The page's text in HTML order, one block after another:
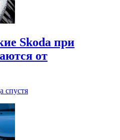
Skoda при
от
спустя